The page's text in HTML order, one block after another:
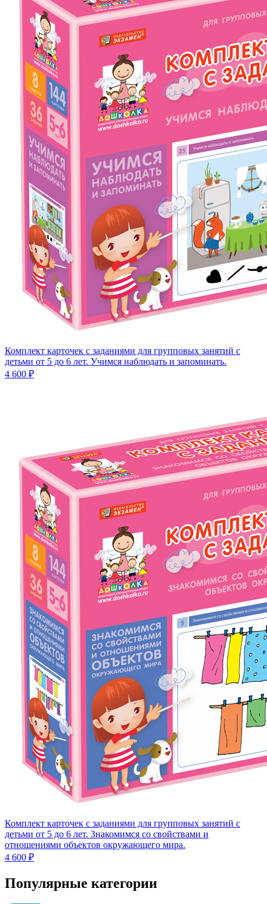
Комплект карточек с заданиями для групповых занятий с
детьми от 5 до 6 лет. Учимся наблюдать и запоминать.
4 600 ₽
Комплект карточек с заданиями для групповых занятий с
детьми от 5 до 6 лет. Знакомимся со свойствами и
отношениями объектов окружающего мира.
4 600 ₽
Популярные категории